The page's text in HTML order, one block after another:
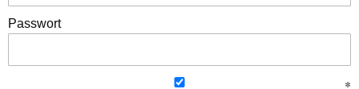
Passwort